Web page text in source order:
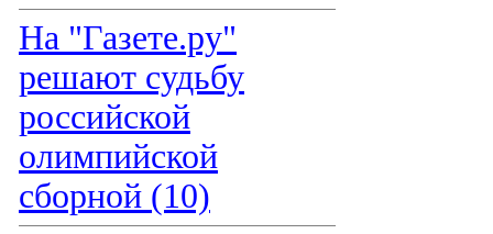
На "Газете.ру"
решают судьбу
российской
олимпийской
сборной (10)